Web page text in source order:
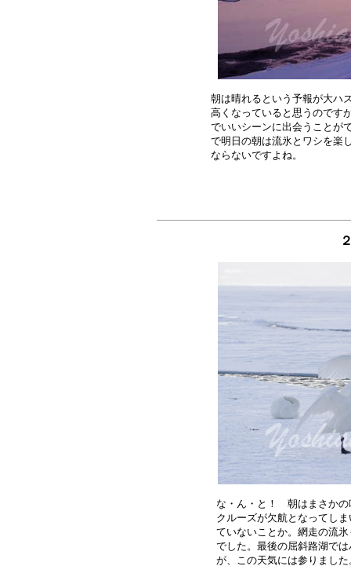
朝は晴れるという予報が大ハ
高くなっていると思うのです
でいいシーンに出会うことが
で明日の朝は流氷とワシを楽
な・ん・と！　朝はまさか
クルーズが欠航となってし
ていないことか。網走の流
でした。最後の屈斜路湖で